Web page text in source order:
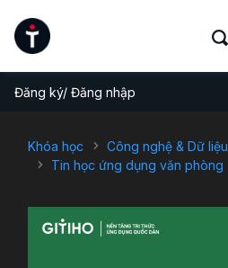
Đăng ký/ Đăng nhập
Khóa học
Công nghệ & Dữ liệu
Tin học ứng dụng văn phòng